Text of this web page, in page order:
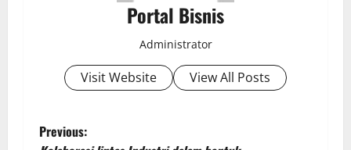
Portal Bisnis
Administrator
Visit Website View All Posts
Previous: